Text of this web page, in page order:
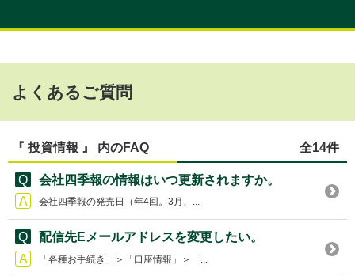
よくあるご質問
『 投資情報 』 内のFAQ 全14件
会社四季報の情報はいつ更新されますか。
会社四季報の発売日（年4回。3月、...
配信先Eメールアドレスを変更したい。
「各種お手続き」＞「口座情報」＞「...